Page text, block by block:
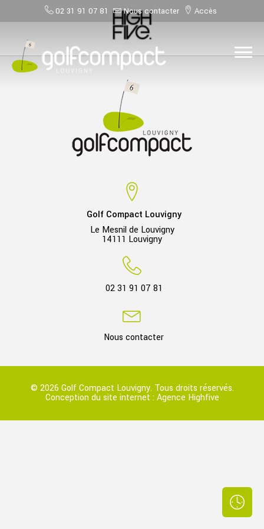
02 31 91 07 81 Nous contacter Accès
Golf Compact Louvigny
Le Mesnil de Louvigny
14111 Louvigny
02 31 91 07 81
Nous contacter
© 2026 Golf Compact Louvigny. Tous droits réservés.
Conception du site internet :Agence Highfive